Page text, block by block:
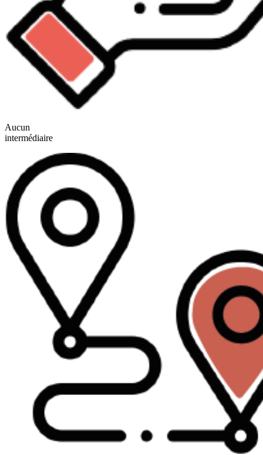
Aucun
intermédiaire